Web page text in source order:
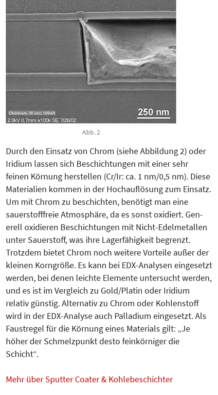
Abb. 2
Durch den Einsatz von Chrom (siehe Abbildung 2) oder
Iridium lassen sich Beschichtungen mit einer sehr
feinen Körnung herstellen (Cr/Ir: ca. 1 nm/0,5 nm). Diese
Materialien kommen in der Hochauflösung zum Einsatz.
Um mit Chrom zu beschichten, benötigt man eine
sauerstofffreie Atmosphäre, da es sonst oxidiert. Gen­
erell oxidieren Beschichtungen mit Nicht-Edelmetallen
unter Sauer­stoff, was ihre Lagerfähigkeit begrenzt.
Trotzdem bietet Chrom noch weitere Vorteile außer der
kleinen Korngröße. Es kann bei EDX-Analysen einge­setzt
werden, bei denen leichte Elemente untersucht werden,
und es ist im Vergleich zu Gold/Platin oder Iridium
relativ günstig. Alternativ zu Chrom oder Kohlenstoff
wird in der EDX-Analyse auch Palladium eingesetzt. Als
Faustregel für die Körnung eines Materials gilt: „Je
höher der Schmelz­punkt desto feinkörniger die
Schicht“.
Mehr über Sputter Coater & Kohlebeschichter